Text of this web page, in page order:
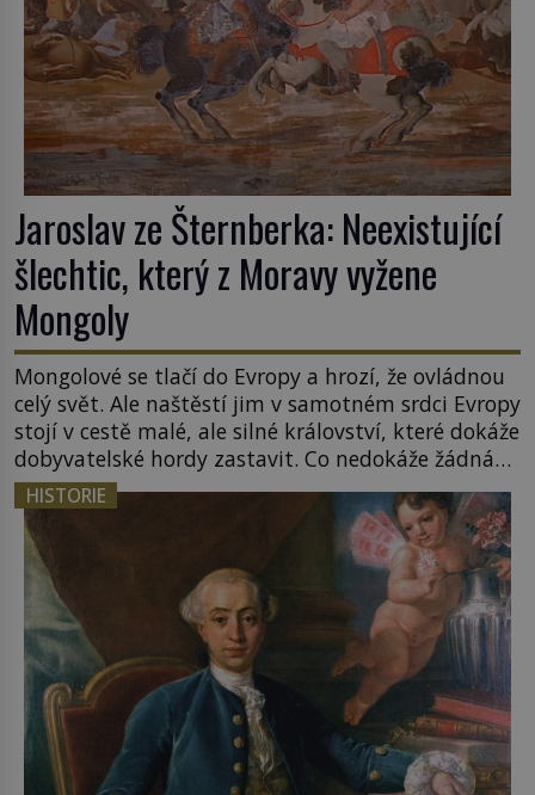
Jaroslav ze Šternberka: Neexistující
šlechtic, který z Moravy vyžene
Mongoly
Mongolové se tlačí do Evropy a hrozí, že ovládnou
celý svět. Ale naštěstí jim v samotném srdci Evropy
stojí v cestě malé, ale silné království, které dokáže
dobyvatelské hordy zastavit. Co nedokáže žádná
z asijských říší, co nedokážou Němci – to dokáže
český král. Nebo že by ne? Mongolové od roku 1223
postupují podél Kaspického a Azovského moře, […]
HISTORIE